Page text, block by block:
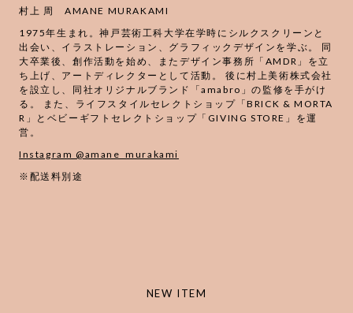
村上 周 AMANE MURAKAMI
1975年生まれ。神戸芸術工科大学在学時にシルクスクリーンと
出会い、イラストレーション、グラフィックデザインを学ぶ。 同
大卒業後、創作活動を始め、またデザイン事務所「AMDR」を立
ち上げ、アートディレクターとして活動。 後に村上美術株式会社
を設立し、同社オリジナルブランド「amabro」の監修を手がけ
る。 また、ライフスタイルセレクトショップ「BRICK & MORTA
R」とベビーギフトセレクトショップ「GIVING STORE」を運
営。
Instagram @amane_murakami
※配送料別途
NEW ITEM